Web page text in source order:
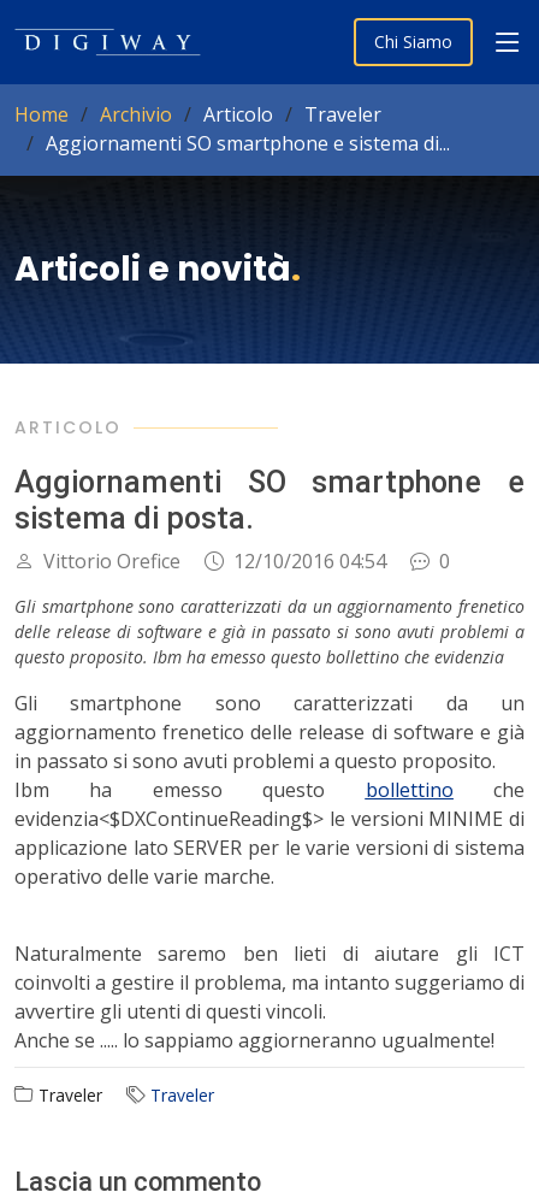
Chi Siamo
Home Archivio Articolo
Traveler
Aggiornamenti SO smartphone e sistema di...
Articoli e novità.
ARTICOLO
Aggiornamenti SO smartphone e
sistema di posta.
Vittorio Orefice 12/10/2016 04:54 0
Gli smartphone sono caratterizzati da un aggiornamento frenetico
delle release di software e già in passato si sono avuti problemi a
questo proposito. Ibm ha emesso questo bollettino che evidenzia
Gli smartphone sono caratterizzati da un
aggiornamento frenetico delle release di software e già
in passato si sono avuti problemi a questo proposito.
Ibm ha emesso questo bollettino
che
evidenzia<$DXContinueReading$> le versioni MINIME di
applicazione lato SERVER per le varie versioni di sistema
operativo delle varie marche.
Naturalmente saremo ben lieti di aiutare gli ICT
coinvolti a gestire il problema, ma intanto suggeriamo di
avvertire gli utenti di questi vincoli.
Anche se ..... lo sappiamo aggiorneranno ugualmente!
Traveler Traveler
Lascia un commento